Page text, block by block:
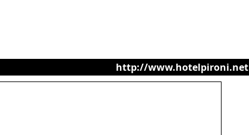
http://www.hotelpironi.net